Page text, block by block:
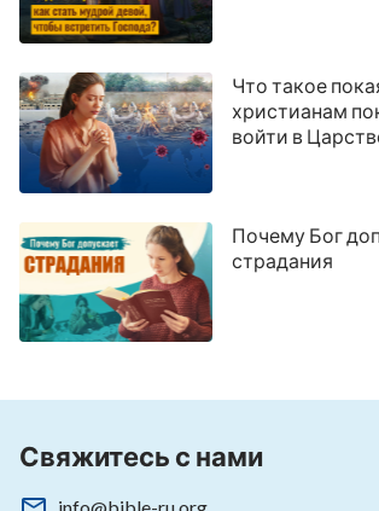
Что такое
христианам
войти в
Почему Бог
страдания
Свяжитесь с нами